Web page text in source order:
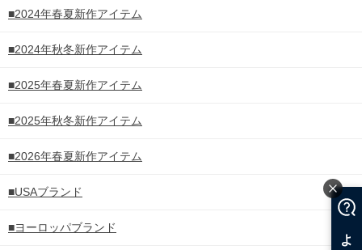
■2024年春夏新作アイテム
■2024年秋冬新作アイテム
■2025年春夏新作アイテム
■2025年秋冬新作アイテム
■2026年春夏新作アイテム
■USAブランド
■ヨーロッパブランド